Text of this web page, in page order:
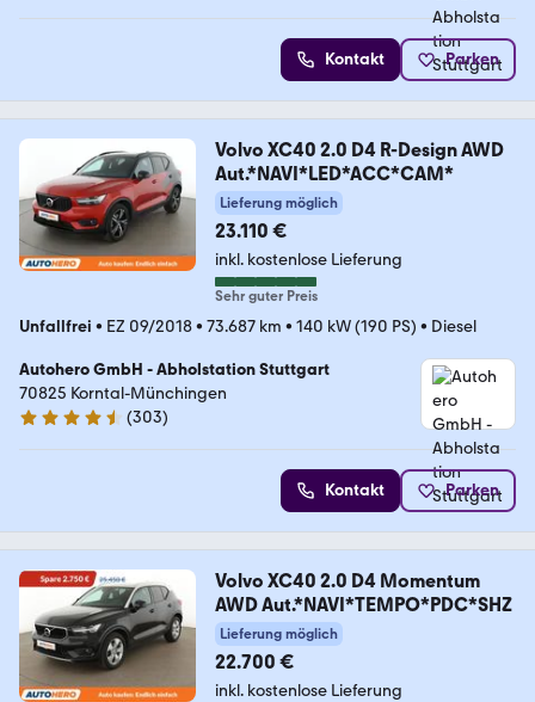
Kontakt Parken
Volvo XC40 2.0 D4 R-Design AWD
Aut.*NAVI*LED*ACC*CAM*
Lieferung möglich
23.110 €
inkl. kostenlose Lieferung
Sehr guter Preis
Unfallfrei • EZ 09/2018• 73.687 km • 140 kW (190 PS) • Diesel
Autohero GmbH - Abholstation Stuttgart
70825 Korntal-Münchingen
4.4 Sterne
(303)
Kontakt Parken
Volvo XC40 2.0 D4 Momentum
AWD Aut.*NAVI*TEMPO*PDC*SHZ
Lieferung möglich
22.700 €
inkl. kostenlose Lieferung